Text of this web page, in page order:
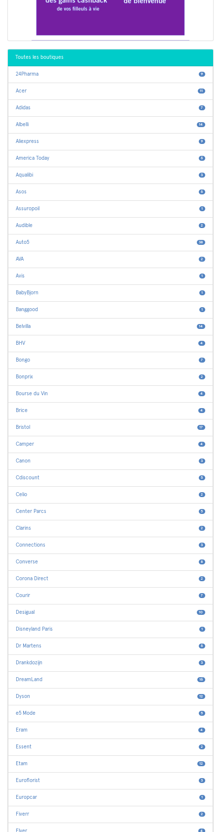
Toutes les boutiques
24Pharma 9
Acer 11
Adidas 7
Albelli 14
Aliexpress 9
America Today 6
Aqualibi 3
Asos 6
Assuropoil 1
Audible 2
Auto5 38
AVA 2
Avis 1
BabyBjorn 1
Banggood 1
Belvilla 14
BHV 4
Bongo 7
Bonprix 2
Bourse du Vin 4
Brice 4
Bristol 17
Camper 4
Canon 3
Cdiscount 5
Celio 2
Center Parcs 5
Clarins 2
Connections 3
Converse 8
Corona Direct 2
Courir 7
Desigual 10
Disneyland Paris 1
Dr Martens 6
Drankdozijn 3
DreamLand 16
Dyson 12
e5 Mode 5
Eram 4
Essent 2
Etam 12
Euroflorist 3
Europcar 1
Fiverr 2
Flyer 4